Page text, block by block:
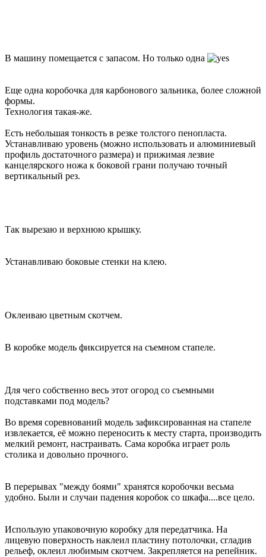
В машину помещается с запасом. Но только одна
Еще одна коробочка для карбонового зальника, более сложной
формы.
Технология такая-же.
Есть небольшая тонкость в резке толстого пенопласта.
Устанавливаю уровень (можно использовать и алюминиевый
профиль достаточного размера) и прижимая лезвие
канцелярского ножа к боковой грани получаю точный
вертикальный рез.
Так вырезаю и верхнюю крышку.
Устанавливаю боковые стенки на клею.
Оклеиваю цветным скотчем.
В коробке модель фиксируется на съемном стапеле.
Для чего собственно весь этот огород со съемными
подставками под модель?
Во время соревнований модель зафиксированная на стапеле
извлекается, её можно переносить к месту старта, производить
мелкий ремонт, настраивать. Сама коробка играет роль
столика и довольно прочного.
В перерывах "между боями" хранятся коробочки весьма
удобно. Были и случаи падения коробок со шкафа....все цело.
Использую упаковочную коробку для передатчика. На
лицевую поверхность наклеил пластину потолочки, сгладив
рельеф, оклеил любимым скотчем. Закрепляется на репейник.